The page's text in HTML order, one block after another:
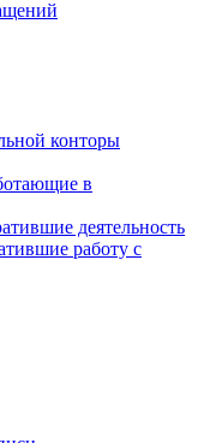
конторы
в
деятельность
работу с